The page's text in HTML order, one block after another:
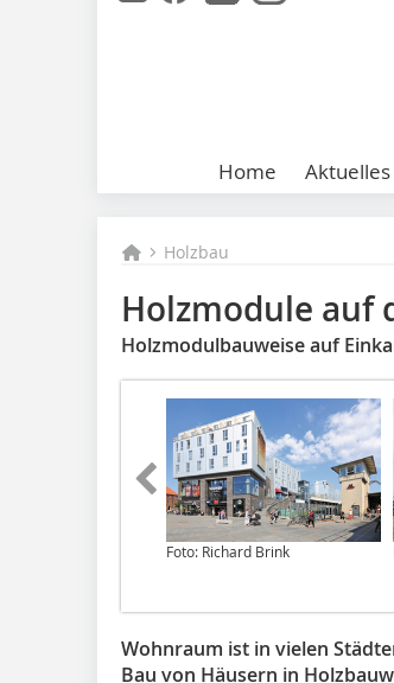
Home
Holzbau
Holzmodule auf
Holzmodulbauweise auf
Foto: Richard Brink
Wohnraum ist in vielen
Bau von Häusern in